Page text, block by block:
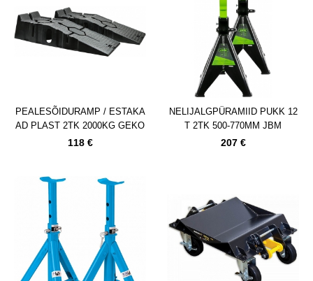
PEALESÕIDURAMP / ESTAKA
AD PLAST 2TK 2000KG GEKO
118 €
NELIJALGPÜRAMIID PUKK 12
T 2TK 500-770MM JBM
207 €